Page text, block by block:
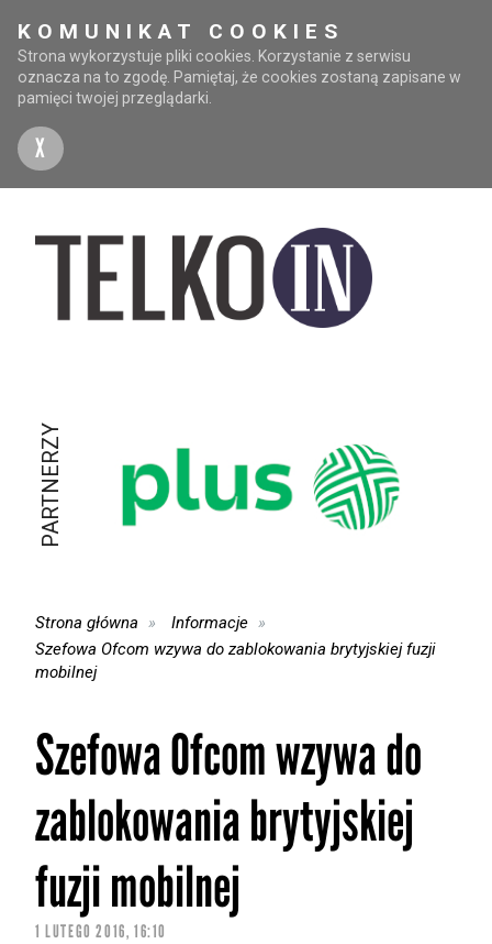
KOMUNIKAT COOKIES
Strona wykorzystuje pliki cookies. Korzystanie z serwisu
oznacza na to zgodę. Pamiętaj, że cookies zostaną zapisane w
pamięci twojej przeglądarki.
X
PARTNERZY
Strona główna
Informacje
Szefowa Ofcom wzywa do zablokowania brytyjskiej fuzji
mobilnej
Szefowa Ofcom wzywa do
zablokowania brytyjskiej
fuzji mobilnej
1 LUTEGO 2016, 16:10